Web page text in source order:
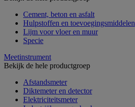
Cement, beton en asfalt
Hulpstoffen en toevoegingsmiddelen
Lijm voor vloer en muur
Specie
Meetinstrument
Bekijk de hele productgroep
Afstandsmeter
Diktemeter en detector
Elektriciteitsmeter